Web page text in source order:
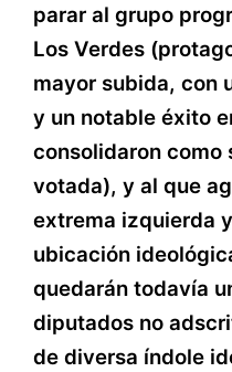
parar al grupo
Los Verdes
mayor subida, con
y un notable éxito
consolidaron como
votada), y al que
extrema izquierda
ubicación
quedarán todavía
diputados no
de diversa índole